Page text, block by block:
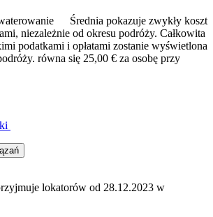
Średnia pokazuje zwykły koszt
niezależnie od okresu podróży. Całkowita
podatkami i opłatami zostanie wyświetlona
równa się 25,00 € za osobę przy
lokatorów od 28.12.2023 w